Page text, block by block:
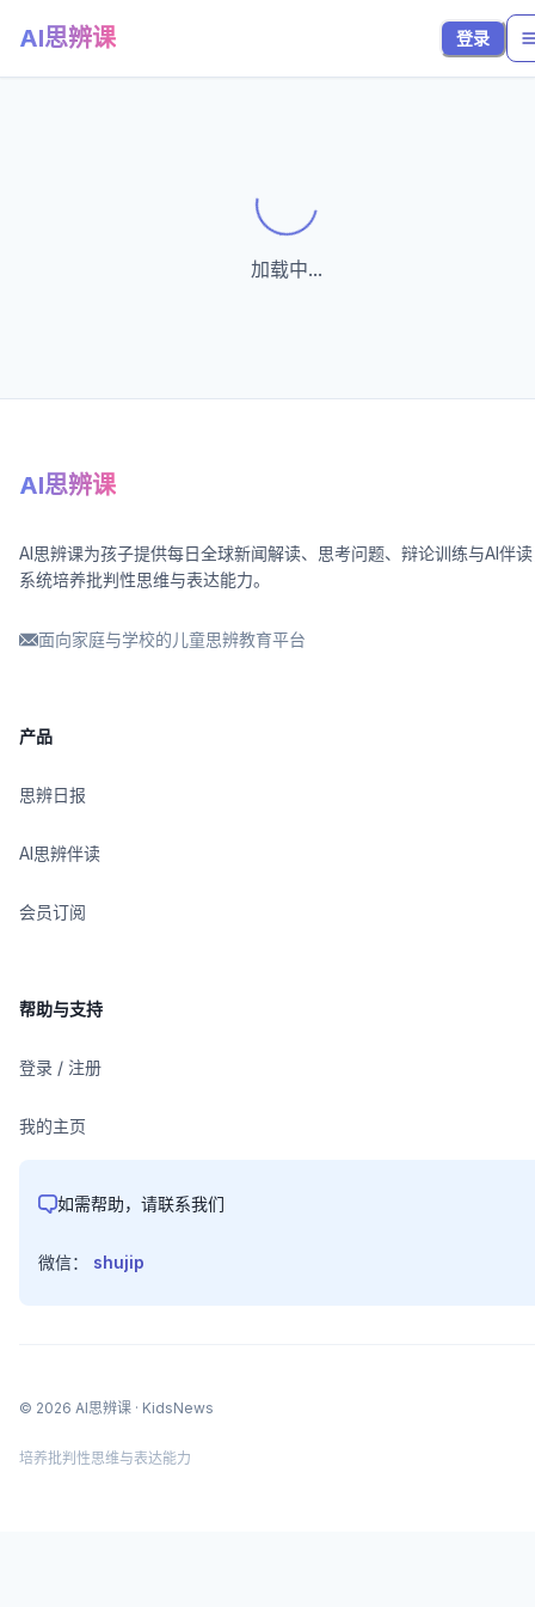
AI思辨课 登录
Loading...
加载中...
AI思辨课
AI思辨课为孩子提供每日全球新闻解读、思考问题、辩论训练与AI伴
系统培养批判性思维与表达能力。
面向家庭与学校的儿童思辨教育平台
产品
思辨日报
AI思辨伴读
会员订阅
帮助与支持
登录 / 注册
我的主页
如需帮助，请联系我们
微信： shujip
© 2026 AI思辨课 · KidsNews
培养批判性思维与表达能力